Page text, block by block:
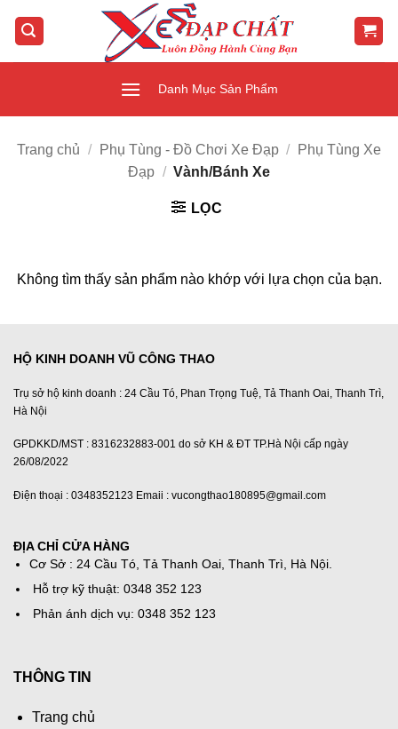
qua
Danh Mục Sản Phẩm
Trang chủ / Phụ Tùng - Đồ Chơi Xe Đạp /
Phụ Tùng Xe
Đạp / Vành/Bánh Xe
LỌC
Không tìm thấy sản phẩm nào khớp với lựa chọn của bạn.
HỘ KINH DOANH VŨ CÔNG THAO
Trụ sở hộ kinh doanh : 24 Cầu Tó, Phan Trọng Tuệ, Tả Thanh Oai, Thanh Trì,
Hà Nội
GPDKKD/MST : 8316232883-001 do sở KH & ĐT TP.Hà Nội cấp ngày
26/08/2022
Điện thoại : 0348352123 Emaii : vucongthao180895@gmail.com
ĐỊA CHỈ CỬA HÀNG
Cơ Sở : 24 Cầu Tó, Tả Thanh Oai, Thanh Trì, Hà Nội.
Hỗ trợ kỹ thuật: 0348 352 123
Phản ánh dịch vụ: 0348 352 123
THÔNG TIN
Trang chủ